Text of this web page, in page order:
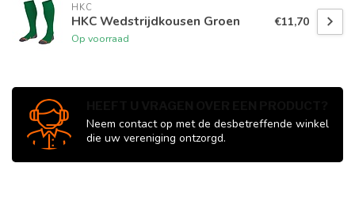
HKC
HKC Wedstrijdkousen Groen
Op voorraad
€11,70
Neem contact op met de desbetreffende winkel
die uw vereniging ontzorgd.